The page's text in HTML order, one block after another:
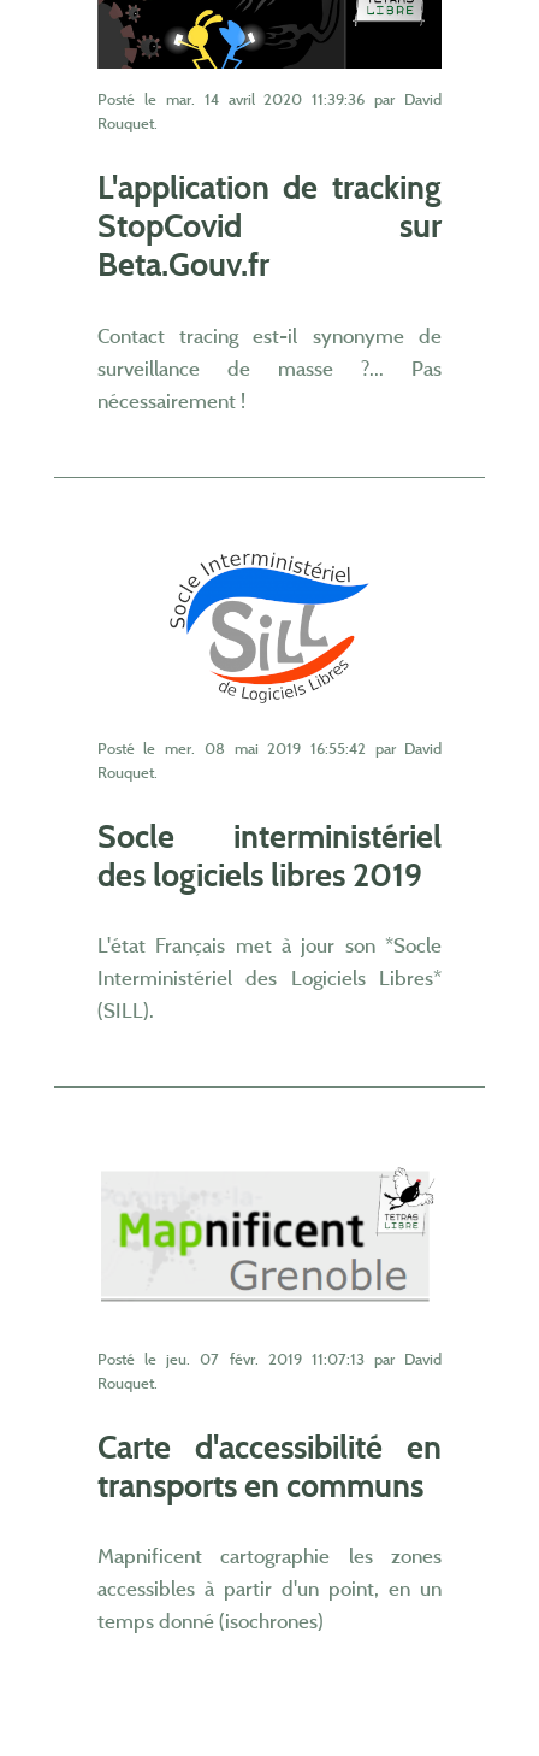
Posté le mar. 14 avril 2020 11:39:36 par David
Rouquet.
L'application de tracking
StopCovid sur
Beta.Gouv.fr
Contact tracing est-il synonyme de
surveillance de masse ?... Pas
nécessairement !
Posté lemer. 08 mai 2019 16:55:42 par David
Rouquet.
Socle interministériel
des logiciels libres 2019
L'état Français met à jour son *Socle
Interministériel des Logiciels Libres*
(SILL).
Posté lejeu. 07 févr. 2019 11:07:13par David
Rouquet.
Carte d'accessibilité en
transports en communs
Mapnificent cartographie les zones
accessibles à partir d'un point, en un
temps donné (isochrones)